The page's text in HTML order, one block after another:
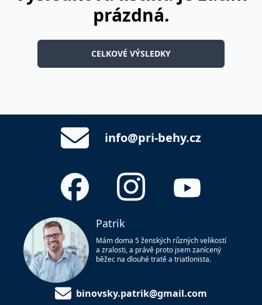
prázdná.
CELKOVÉ VÝSLEDKY
Patrik
Mám doma 5 ženských různých velikostí
a zralosti, a právě proto jsem zanícený
běžec na dlouhé tratě a triatlonista.
binovsky.patrik@gmail.com
info@pri-behy.cz